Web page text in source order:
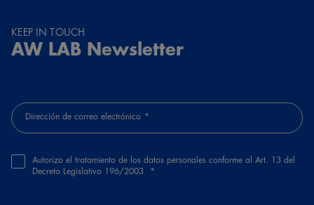
KEEP IN TOUCH
AW LAB Newsletter
Dirección de correo electrónico
Autorizo el tratamiento de los datos personales conforme al Art. 13 del
Decreto Legislativo 196/2003